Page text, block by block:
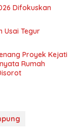
Difokuskan
Usai Tegur
Proyek Kejati
Rumah